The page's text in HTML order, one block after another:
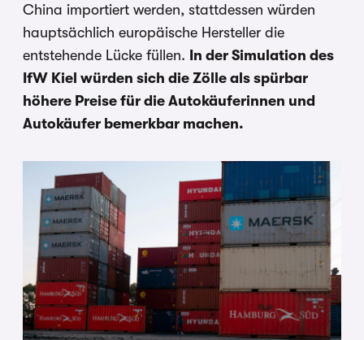
China importiert werden, stattdessen würden
hauptsächlich europäische Hersteller die
entstehende Lücke füllen. In der Simulation des
IfW Kiel würden sich die Zölle als spürbar
höhere Preise für die Autokäuferinnen und
Autokäufer bemerkbar machen.